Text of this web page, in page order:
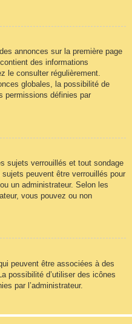
annonces sur la première page
des informations
le consulter régulièrement.
globales, la possibilité de
permissions définies par
sujets verrouillés et tout sondage
peuvent être verrouillés pour
un administrateur. Selon les
vous pouvez ou non
peuvent être associées à des
possibilité d’utiliser des icônes
par l’administrateur.